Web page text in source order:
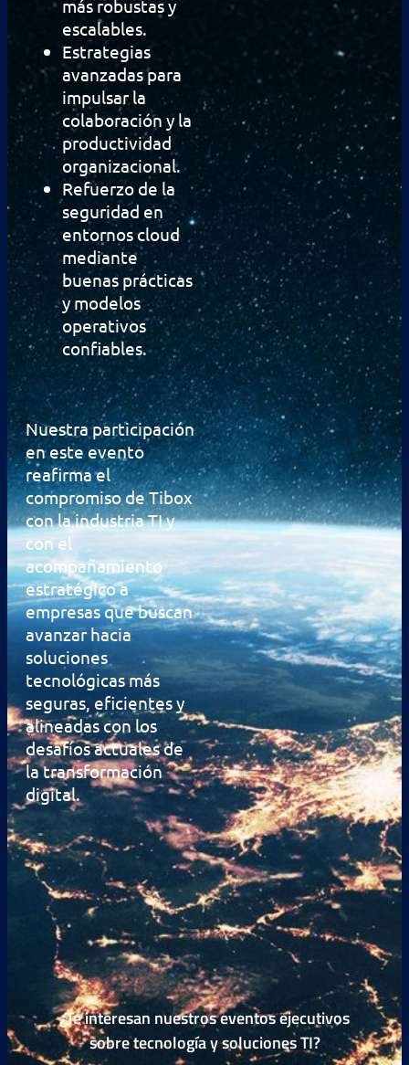
más robustas y
escalables.
Estrategias
avanzadas para
impulsar la
colaboración y la
productividad
organizacional.
Refuerzo de la
seguridad en
entornos cloud
mediante
buenas prácticas
y modelos
operativos
confiables.
Nuestra participación
en este evento
reafirma el
compromiso de Tibox
con la industria TI y
con el
acompañamiento
estratégico a
empresas que buscan
avanzar hacia
soluciones
tecnológicas más
seguras, eficientes y
alineadas con los
desafíos actuales de
la transformación
digital.
¿Te interesan nuestros eventos ejecutivos
sobre tecnología y soluciones TI?